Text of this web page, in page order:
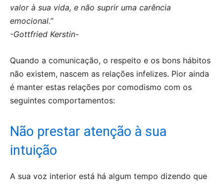
valor à sua vida, e não suprir uma carência
emocional.”
-Gottfried Kerstin-
Quando a comunicação, o respeito e os bons hábitos
não existem, nascem as relações infelizes. Pior ainda
é manter estas relações por comodismo com os
seguintes comportamentos:
Não prestar atenção à sua
intuição
A sua voz interior está há algum tempo dizendo que